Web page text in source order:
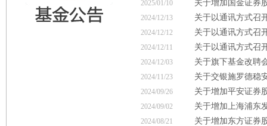
2025/01/10 关于增加国金证券
2024/12/13 关于以通讯方式召
2024/12/12 关于以通讯方式召
2024/12/11 关于以通讯方式召
2024/12/03 关于旗下基金改聘
2024/11/23 关于交银施罗德稳
2024/09/26 关于增加平安证券
2024/09/02 关于增加上海浦东
2024/08/21 关于增加东方证券